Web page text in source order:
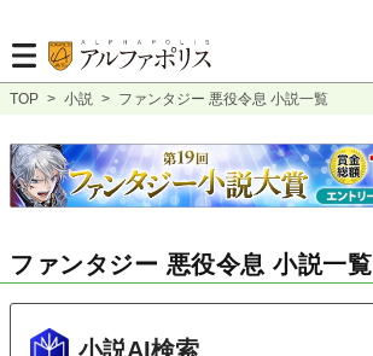
TOP > 小説 > ファンタジー 悪役令息 小説一覧
ファンタジー 悪役令息 小説一覧
小説AI検索